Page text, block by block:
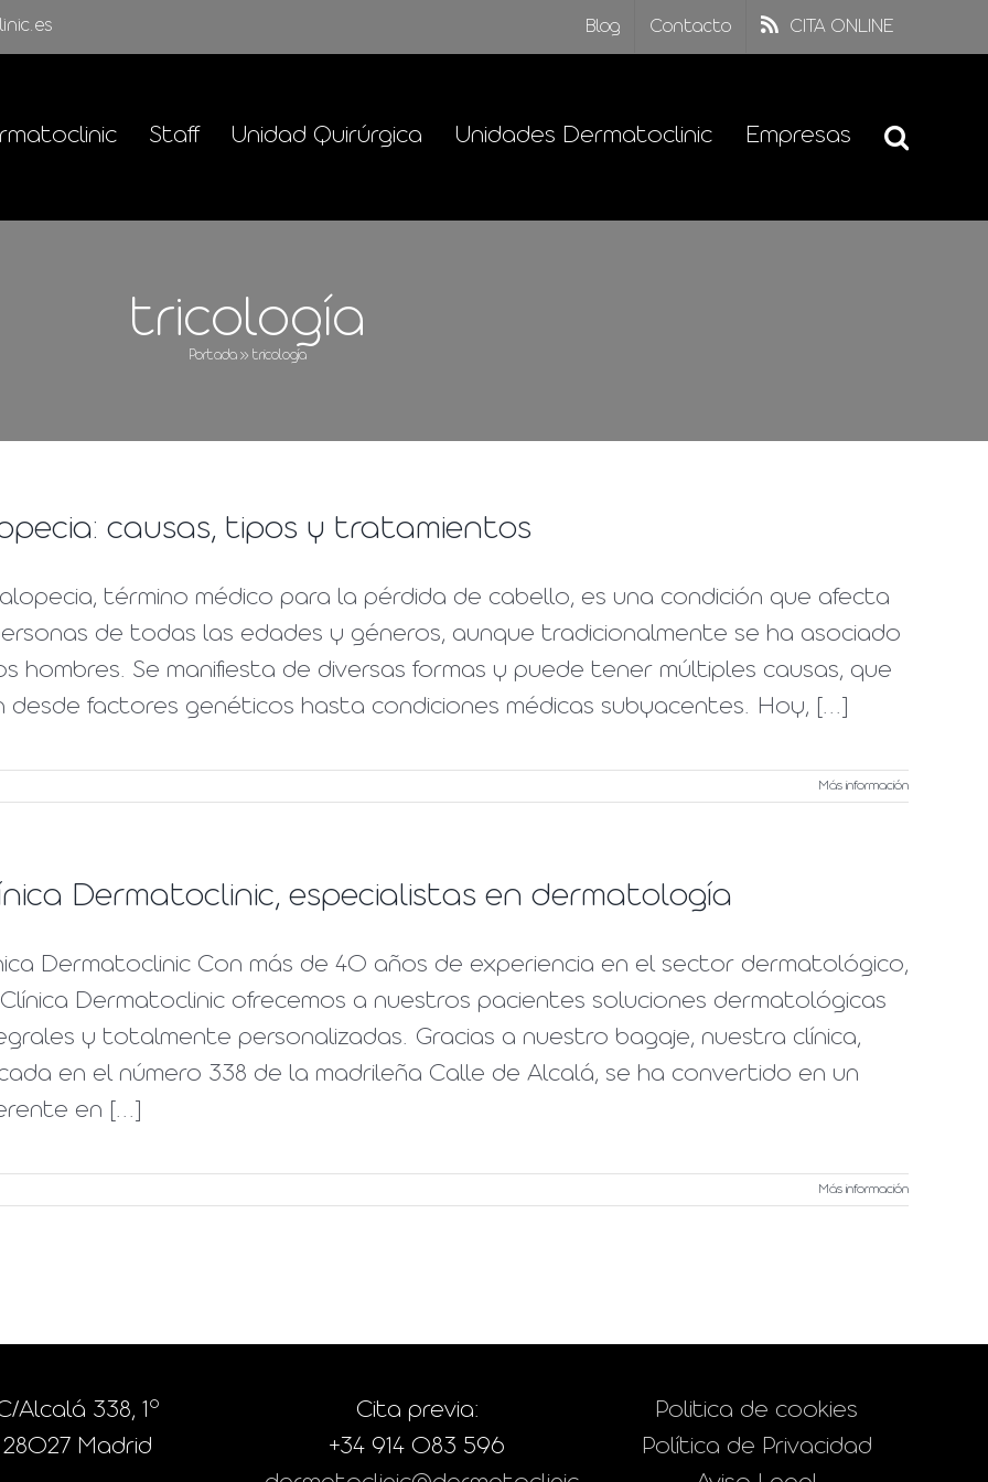
Blog Contacto CITA ONLINE
Staff Unidad Quirúrgica Unidades Dermatoclinic Empresas
tricología
Portada» tricología
causas, tipos y tratamientos
término médico para la pérdida de cabello, es una condición que afecta
de todas las edades y géneros, aunque tradicionalmente se ha asociado
hombres. Se manifiesta de diversas formas y puede tener múltiples causas, que
desde factores genéticos hasta condiciones médicas subyacentes. Hoy, [...]
Más información
Dermatoclinic, especialistas en dermatología
Dermatoclinic Con más de 40 años de experiencia en el sector dermatológico,
Dermatoclinic ofrecemos a nuestros pacientes soluciones dermatológicas
y totalmente personalizadas. Gracias a nuestro bagaje, nuestra clínica,
en el número 338 de la madrileña Calle de Alcalá, se ha convertido en un
en [...]
Más información
Alcalá 338, 1º
28027 Madrid
Cita previa:
+34 914 083 596
Politica de cookies
Política de Privacidad